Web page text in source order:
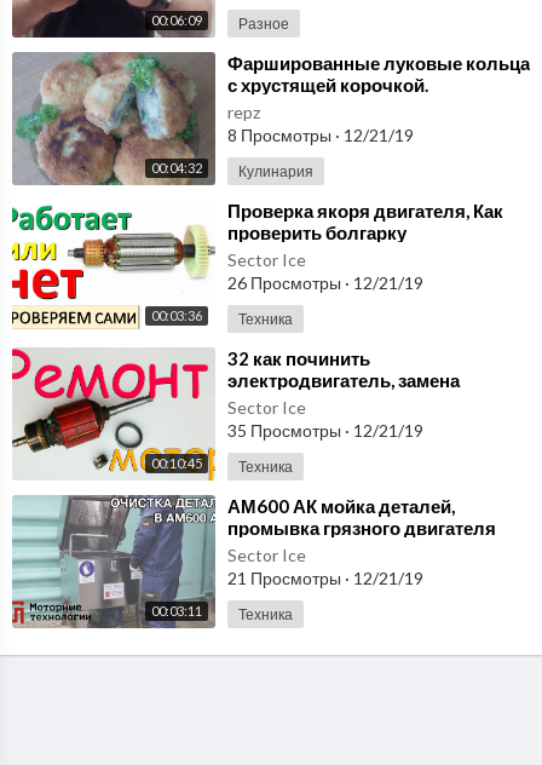
00:06:09 Разное
00:04:32
⁣Фаршированные луковые кольца
с хрустящей корочкой.
repz
8 Просмотры · 12/21/19
Кулинария
00:03:36
⁣Проверка якоря двигателя, Как
проверить болгарку
Sector Ice
26 Просмотры · 12/21/19
Техника
00:10:45
⁣32 как починить
электродвигатель, замена
подшипника - how to fix the motor,
bearing replacement
Sector Ice
35 Просмотры · 12/21/19
Техника
00:03:11
⁣АМ600 АК мойка деталей,
промывка грязного двигателя
Sector Ice
21 Просмотры · 12/21/19
Техника